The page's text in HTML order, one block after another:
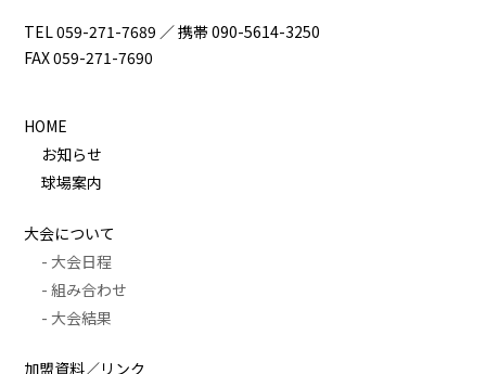
TEL 059-271-7689 ／ 携帯 090-5614-3250
FAX 059-271-7690
HOME
お知らせ
球場案内
大会について
- 大会日程
- 組み合わせ
- 大会結果
加盟資料／リンク